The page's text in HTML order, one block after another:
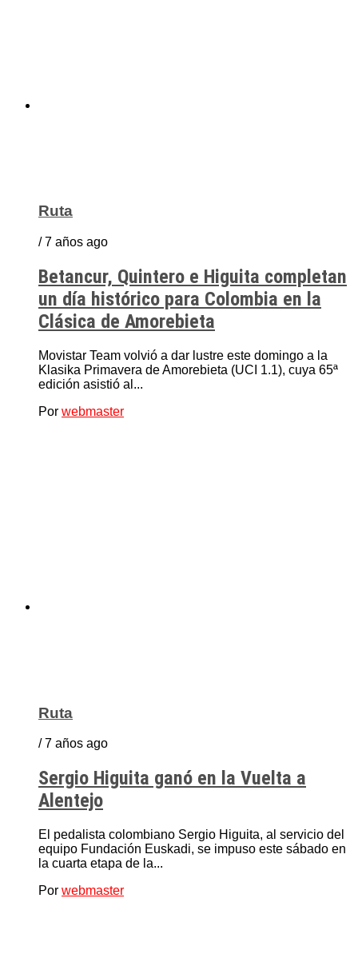
Ruta
/ 7 años ago
Betancur, Quintero e Higuita completan
un día histórico para Colombia en la
Clásica de Amorebieta
Movistar Team volvió a dar lustre este domingo a la
Klasika Primavera de Amorebieta (UCI 1.1), cuya 65ª
edición asistió al...
Por webmaster
Ruta
/ 7 años ago
Sergio Higuita ganó en la Vuelta a
Alentejo
El pedalista colombiano Sergio Higuita, al servicio del
equipo Fundación Euskadi, se impuso este sábado en
la cuarta etapa de la...
Por webmaster